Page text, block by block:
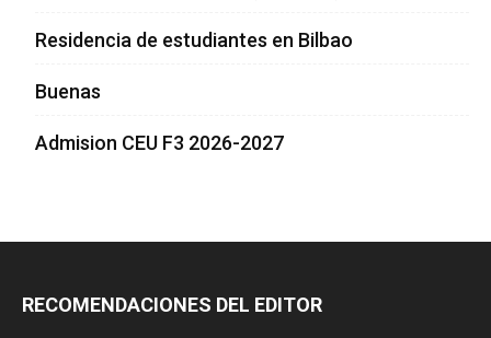
Residencia de estudiantes en Bilbao
Buenas
Admision CEU F3 2026-2027
RECOMENDACIONES DEL EDITOR